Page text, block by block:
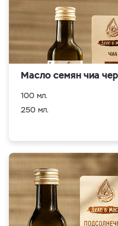
Масло семян чиа
100 мл.
250 мл.